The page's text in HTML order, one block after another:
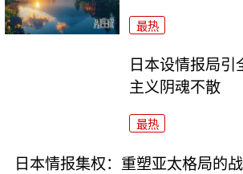
最热
日本设情报局引
主义阴魂不散
最热
日本情报集权：重塑亚太格局的